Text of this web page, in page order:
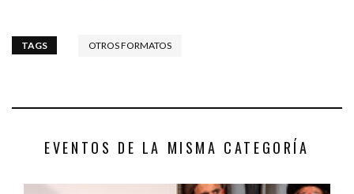
TAGS OTROS FORMATOS
EVENTOS DE LA MISMA CATEGORÍA